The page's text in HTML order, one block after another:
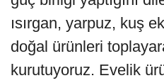
ısırgan, yarpuz, kuş
doğal ürünleri
kurutuyoruz. Evelik